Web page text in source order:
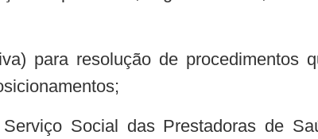
para resolução de procedimentos
Social das Prestadoras de